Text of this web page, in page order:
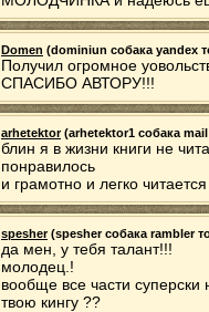
Domen (dominiun собака yandex
Получил огромное
СПАСИБО АВТОРУ!!!
arhetektor(arhetektor1 собака mail
блин я в жизни книги не
понравилось
и грамотно и легко
spesher(spesher собака rambler
да мен, у тебя талант!!!
молодец.!
вообще все части
твою кингу ??